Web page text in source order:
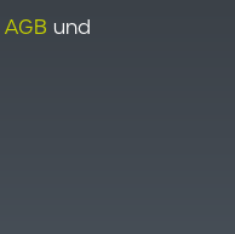
AGB und